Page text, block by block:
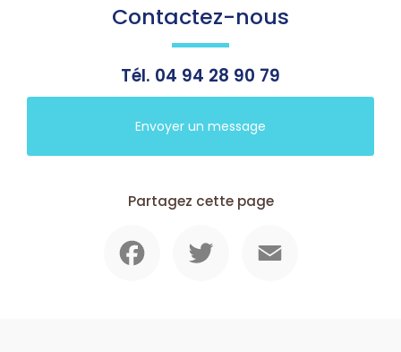
Contactez-nous
Tél. 04 94 28 90 79
Envoyer un message
Partagez cette page